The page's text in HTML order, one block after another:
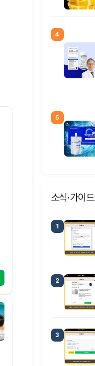
4
5
소식·가이드
1
2
3